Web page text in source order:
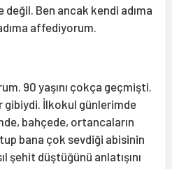
Ben ancak kendi adıma
affediyorum.
90 yaşını çokça geçmişti.
gibiydi. İlkokul günlerimde
bahçede, ortancaların
bana çok sevdiği abisinin
şehit düştüğünü anlatışını